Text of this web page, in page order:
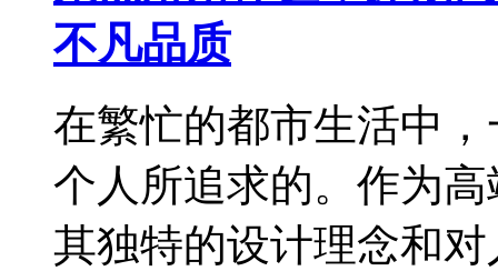
不凡品质
在繁忙的都市生活中
个人所追求的。作为
其独特的设计理念和对